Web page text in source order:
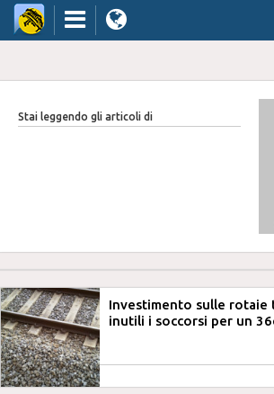
Stai leggendo gli articoli di
Investimento sulle rotaie
inutili i soccorsi per un